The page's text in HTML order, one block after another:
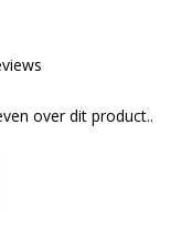
over dit product..